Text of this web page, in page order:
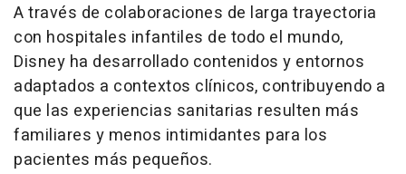
A través de colaboraciones de larga trayectoria
con hospitales infantiles de todo el mundo,
Disney ha desarrollado contenidos y entornos
adaptados a contextos clínicos, contribuyendo a
que las experiencias sanitarias resulten más
familiares y menos intimidantes para los
pacientes más pequeños.